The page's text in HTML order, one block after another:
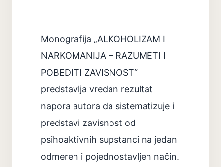
Monografija „ALKOHOLIZAM I
NARKOMANIJA – RAZUMETI I
POBEDITI ZAVISNOST“
predstavlja vredan rezultat
napora autora da sistematizuje i
predstavi zavisnost od
psihoaktivnih supstanci na jedan
odmeren i pojednostavljen način.